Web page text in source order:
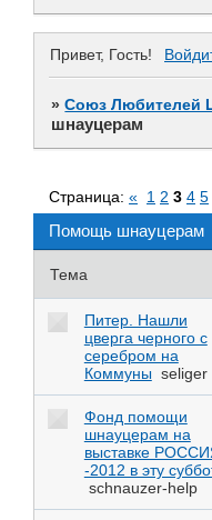
Привет, Гость!
»Союз Любителей
шнауцерам
Помощь шнауцерам
Страница: « 1 2 3 4 5
Тема
Питер. Нашли
цверга черного с
серебром на
Коммуны seliger
Фонд помощи
шнауцерам на
выставке
-2012 в эту
schnauzer-help